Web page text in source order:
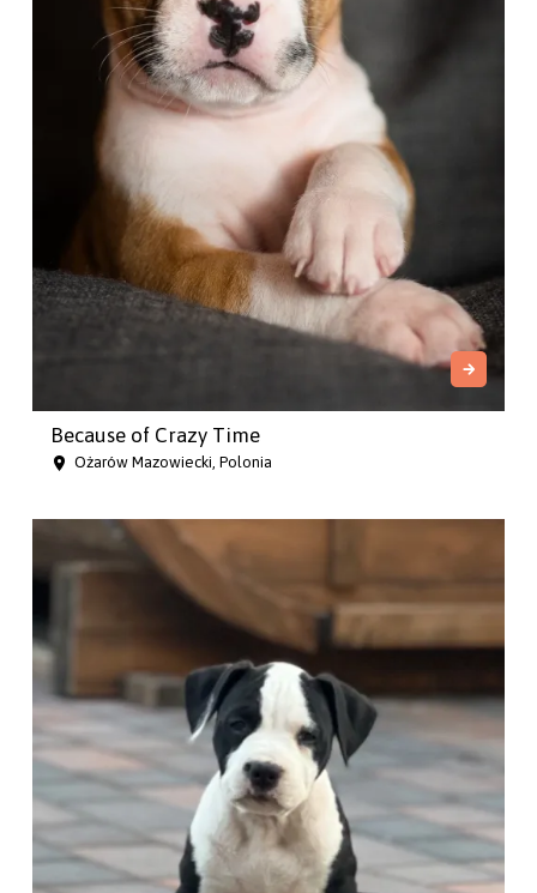
Because of Crazy Time
Ożarów Mazowiecki, Polonia